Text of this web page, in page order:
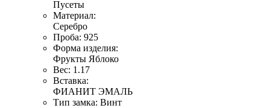
Пусеты
Материал:
Серебро
Проба: 925
Форма изделия:
Фрукты Яблоко
Вес: 1.17
Вставка:
ФИАНИТ ЭМАЛЬ
Тип замка: Винт